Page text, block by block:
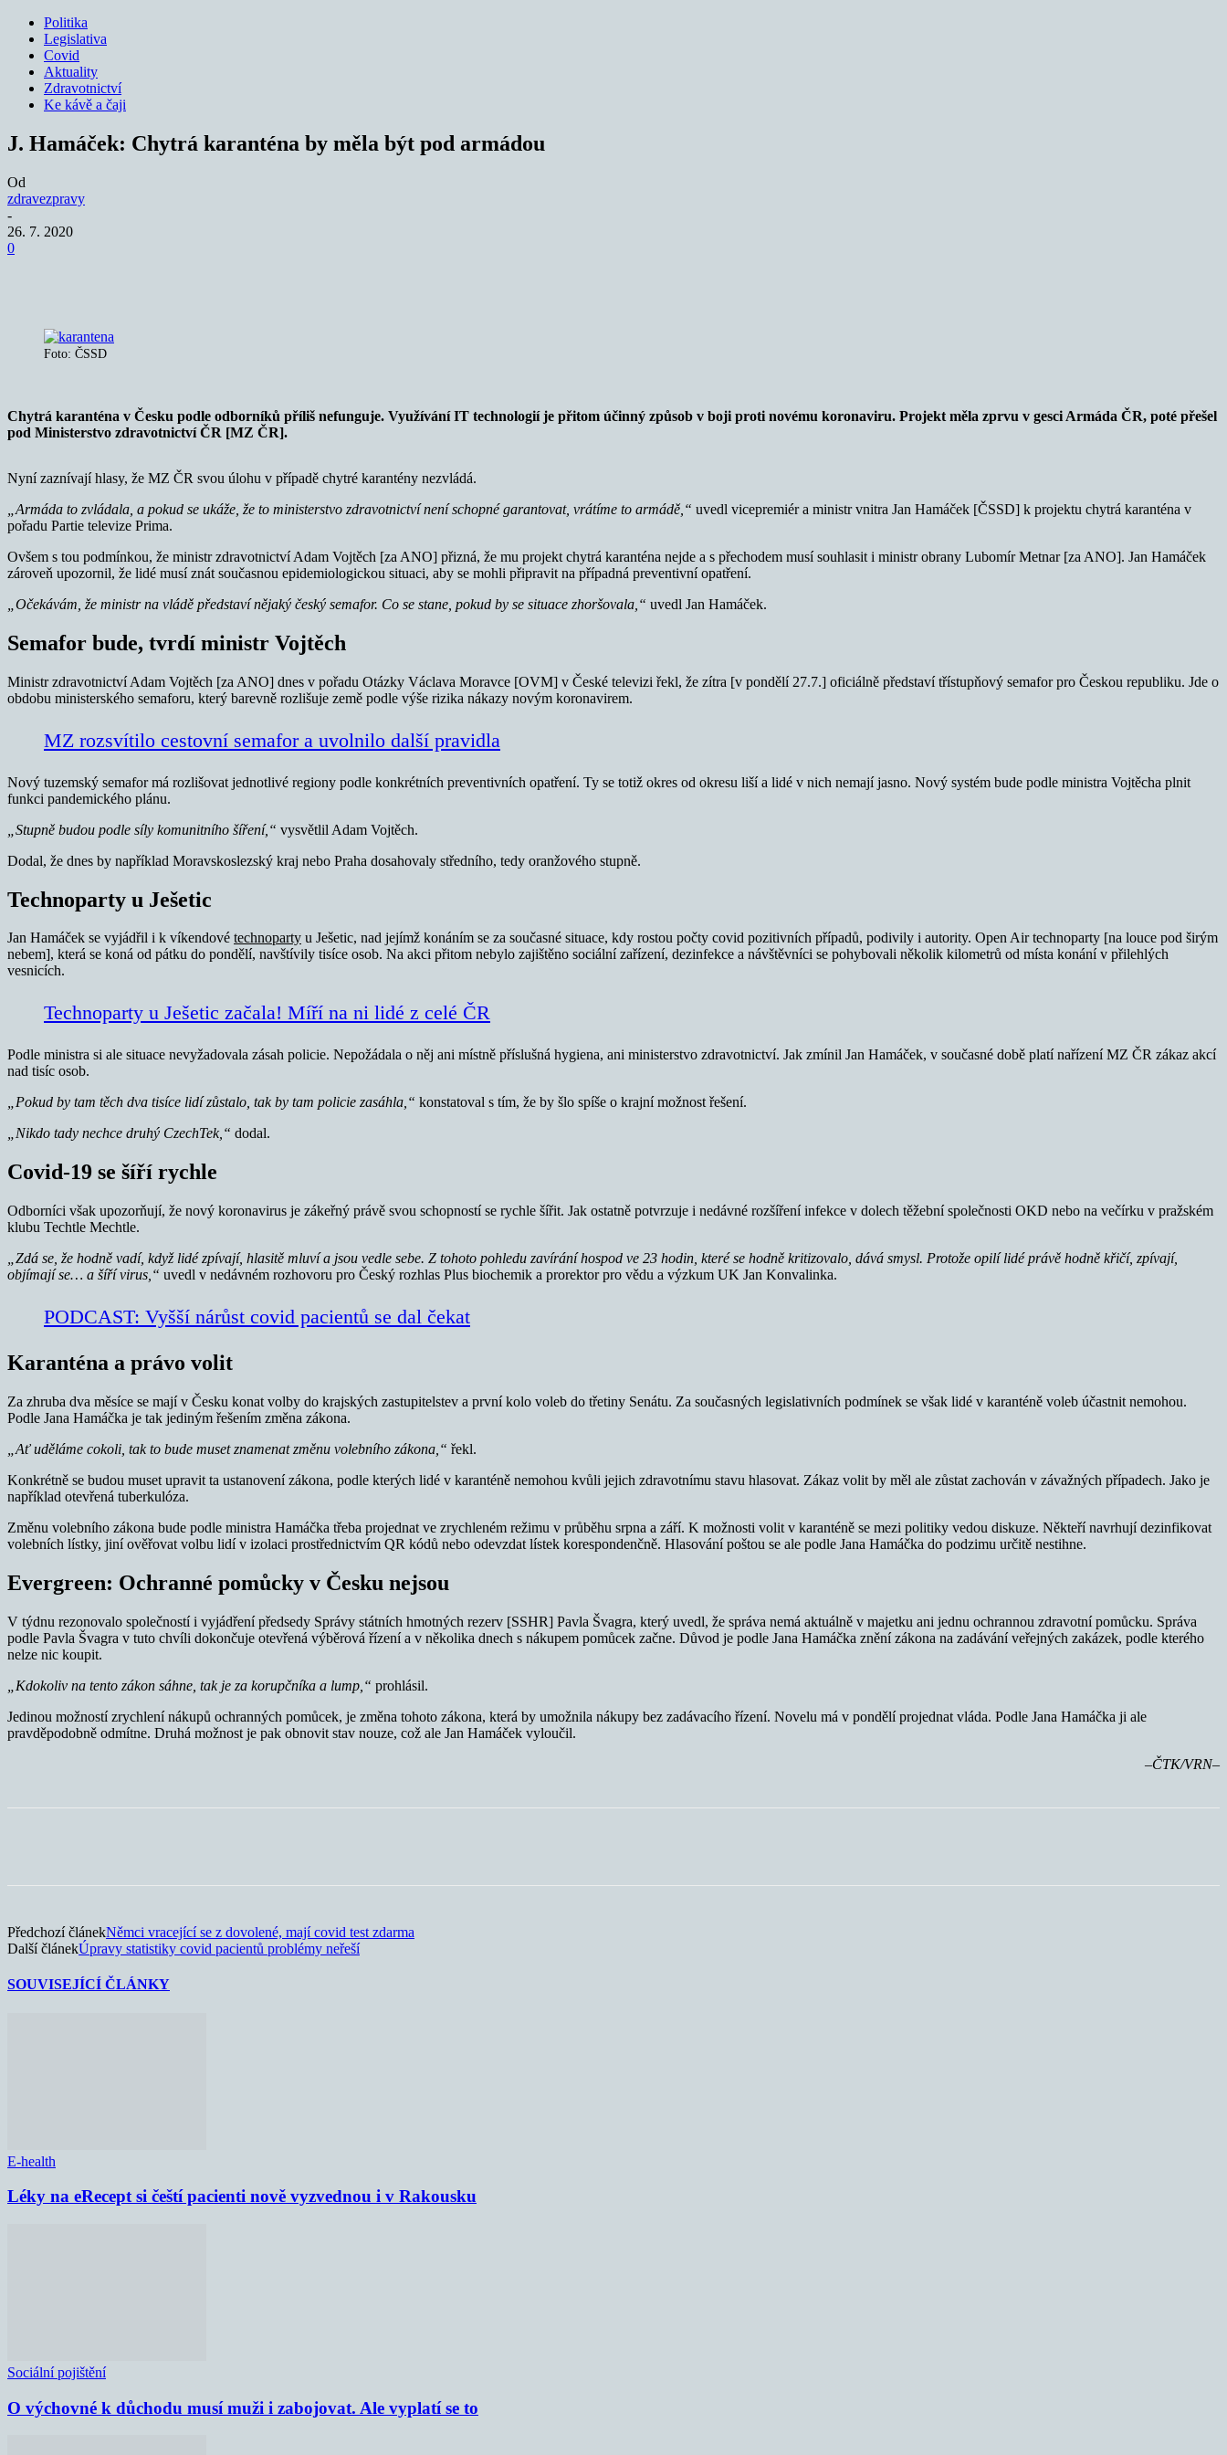
Politika
Legislativa
Covid
Aktuality
Zdravotnictví
Ke kávě a čaji
J. Hamáček: Chytrá karanténa by měla být pod armádou
Od
zdravezpravy
-
26. 7. 2020
0
Foto: ČSSD
Chytrá karanténa v Česku podle odborníků příliš nefunguje. Využívání IT technologií je přitom účinný způsob v boji proti novému koronaviru. Projekt měla zprvu v gesci Armáda ČR, poté přešel
pod Ministerstvo zdravotnictví ČR [MZ ČR].
Nyní zaznívají hlasy, že MZ ČR svou úlohu v případě chytré karantény nezvládá.
„Armáda to zvládala, a pokud se ukáže, že to ministerstvo zdravotnictví není schopné garantovat, vrátíme to armádě,“ uvedl vicepremiér a ministr vnitra Jan Hamáček [ČSSD] k projektu chytrá karanténa v
pořadu Partie televize Prima.
Ovšem s tou podmínkou, že ministr zdravotnictví Adam Vojtěch [za ANO] přizná, že mu projekt chytrá karanténa nejde a s přechodem musí souhlasit i ministr obrany Lubomír Metnar [za ANO]. Jan Hamáček
zároveň upozornil, že lidé musí znát současnou epidemiologickou situaci, aby se mohli připravit na případná preventivní opatření.
„Očekávám, že ministr na vládě představí nějaký český semafor. Co se stane, pokud by se situace zhoršovala,“ uvedl Jan Hamáček.
Semafor bude, tvrdí ministr Vojtěch
Ministr zdravotnictví Adam Vojtěch [za ANO] dnes v pořadu Otázky Václava Moravce [OVM] v České televizi řekl, že zítra [v pondělí 27.7.] oficiálně představí třístupňový semafor pro Českou republiku. Jde o
obdobu ministerského semaforu, který barevně rozlišuje země podle výše rizika nákazy novým koronavirem.
MZ rozsvítilo cestovní semafor a uvolnilo další pravidla
Nový tuzemský semafor má rozlišovat jednotlivé regiony podle konkrétních preventivních opatření. Ty se totiž okres od okresu liší a lidé v nich nemají jasno. Nový systém bude podle ministra Vojtěcha plnit
funkci pandemického plánu.
„Stupně budou podle síly komunitního šíření,“ vysvětlil Adam Vojtěch.
Dodal, že dnes by například Moravskoslezský kraj nebo Praha dosahovaly středního, tedy oranžového stupně.
Technoparty u Ješetic
Jan Hamáček se vyjádřil i k víkendové technoparty u Ješetic, nad jejímž konáním se za současné situace, kdy rostou počty covid pozitivních případů, podivily i autority. Open Air technoparty [na louce pod širým
nebem], která se koná od pátku do pondělí, navštívily tisíce osob. Na akci přitom nebylo zajištěno sociální zařízení, dezinfekce a návštěvníci se pohybovali několik kilometrů od místa konání v přilehlých
vesnicích.
Technoparty u Ješetic začala! Míří na ni lidé z celé ČR
Podle ministra si ale situace nevyžadovala zásah policie. Nepožádala o něj ani místně příslušná hygiena, ani ministerstvo zdravotnictví. Jak zmínil Jan Hamáček, v současné době platí nařízení MZ ČR zákaz akcí
nad tisíc osob.
„Pokud by tam těch dva tisíce lidí zůstalo, tak by tam policie zasáhla,“ konstatoval s tím, že by šlo spíše o krajní možnost řešení.
„Nikdo tady nechce druhý CzechTek,“ dodal.
Covid-19 se šíří rychle
Odborníci však upozorňují, že nový koronavirus je zákeřný právě svou schopností se rychle šířit. Jak ostatně potvrzuje i nedávné rozšíření infekce v dolech těžební společnosti OKD nebo na večírku v pražském
klubu Techtle Mechtle.
„Zdá se, že hodně vadí, když lidé zpívají, hlasitě mluví a jsou vedle sebe. Z tohoto pohledu zavírání hospod ve 23 hodin, které se hodně kritizovalo, dává smysl. Protože opilí lidé právě hodně křičí, zpívají,
objímají se… a šíří virus,“ uvedl v nedávném rozhovoru pro Český rozhlas Plus biochemik a prorektor pro vědu a výzkum UK Jan Konvalinka.
PODCAST: Vyšší nárůst covid pacientů se dal čekat
Karanténa a právo volit
Za zhruba dva měsíce se mají v Česku konat volby do krajských zastupitelstev a první kolo voleb do třetiny Senátu. Za současných legislativních podmínek se však lidé v karanténě voleb účastnit nemohou.
Podle Jana Hamáčka je tak jediným řešením změna zákona.
„Ať uděláme cokoli, tak to bude muset znamenat změnu volebního zákona,“ řekl.
Konkrétně se budou muset upravit ta ustanovení zákona, podle kterých lidé v karanténě nemohou kvůli jejich zdravotnímu stavu hlasovat. Zákaz volit by měl ale zůstat zachován v závažných případech. Jako je
například otevřená tuberkulóza.
Změnu volebního zákona bude podle ministra Hamáčka třeba projednat ve zrychleném režimu v průběhu srpna a září. K možnosti volit v karanténě se mezi politiky vedou diskuze. Někteří navrhují dezinfikovat
volebních lístky, jiní ověřovat volbu lidí v izolaci prostřednictvím QR kódů nebo odevzdat lístek korespondenčně. Hlasování poštou se ale podle Jana Hamáčka do podzimu určitě nestihne.
Evergreen: Ochranné pomůcky v Česku nejsou
V týdnu rezonovalo společností i vyjádření předsedy Správy státních hmotných rezerv [SSHR] Pavla Švagra, který uvedl, že správa nemá aktuálně v majetku ani jednu ochrannou zdravotní pomůcku. Správa
podle Pavla Švagra v tuto chvíli dokončuje otevřená výběrová řízení a v několika dnech s nákupem pomůcek začne. Důvod je podle Jana Hamáčka znění zákona na zadávání veřejných zakázek, podle kterého
nelze nic koupit.
„Kdokoliv na tento zákon sáhne, tak je za korupčníka a lump,“ prohlásil.
Jedinou možností zrychlení nákupů ochranných pomůcek, je změna tohoto zákona, která by umožnila nákupy bez zadávacího řízení. Novelu má v pondělí projednat vláda. Podle Jana Hamáčka ji ale
pravděpodobně odmítne. Druhá možnost je pak obnovit stav nouze, což ale Jan Hamáček vyloučil.
–ČTK/VRN–
Předchozí článekNěmci vracející se z dovolené, mají covid test zdarma
Další článekÚpravy statistiky covid pacientů problémy neřeší
SOUVISEJÍCÍ ČLÁNKY
E-health
Léky na eRecept si čeští pacienti nově vyzvednou i v Rakousku
Sociální pojištění
O výchovné k důchodu musí muži i zabojovat. Ale vyplatí se to